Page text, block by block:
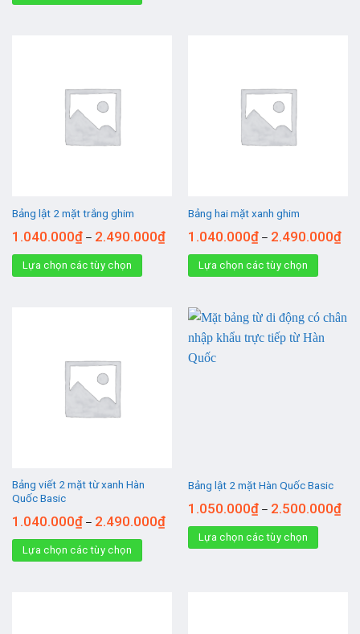
Bảng lật 2 mặt trắng ghim
1.040.000₫– 2.490.000₫
Lựa chọn các tùy chọn
Bảng hai mặt xanh ghim
1.040.000₫– 2.490.000₫
Lựa chọn các tùy chọn
Bảng viết 2 mặt từ xanh Hàn
Quốc Basic
1.040.000₫– 2.490.000₫
Lựa chọn các tùy chọn
Bảng lật 2 mặt Hàn Quốc Basic
1.050.000₫– 2.500.000₫
Lựa chọn các tùy chọn